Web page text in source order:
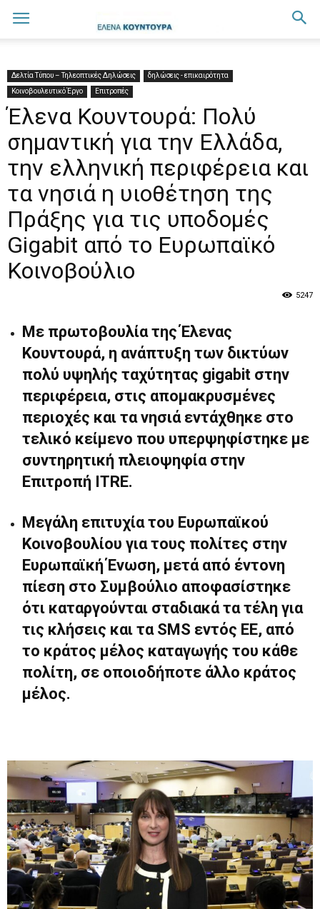
Δελτία Τύπου – Τηλεοπτικές Δηλώσεις
δηλώσεις - επικαιρότητα
Κοινοβουλευτικό Έργο
Επιτροπές
Έλενα Κουντουρά: Πολύ
σημαντική για την Ελλάδα,
την ελληνική περιφέρεια και
τα νησιά η υιοθέτηση της
Πράξης για τις υποδομές
Gigabit από το Ευρωπαϊκό
Κοινοβούλιο
5247
Με πρωτοβουλία της Έλενας
Κουντουρά, η ανάπτυξη των δικτύων
πολύ υψηλής ταχύτητας gigabit στην
περιφέρεια, στις απομακρυσμένες
περιοχές και τα νησιά εντάχθηκε στο
τελικό κείμενο που υπερψηφίστηκε με
συντηρητική πλειοψηφία στην
Επιτροπή ITRE.
Μεγάλη επιτυχία του Ευρωπαϊκού
Κοινοβουλίου για τους πολίτες στην
Ευρωπαϊκή Ένωση, μετά από έντονη
πίεση στο Συμβούλιο αποφασίστηκε
ότι καταργούνται σταδιακά τα τέλη για
τις κλήσεις και τα SMS εντός ΕΕ, από
το κράτος μέλος καταγωγής του κάθε
πολίτη, σε οποιοδήποτε άλλο κράτος
μέλος.